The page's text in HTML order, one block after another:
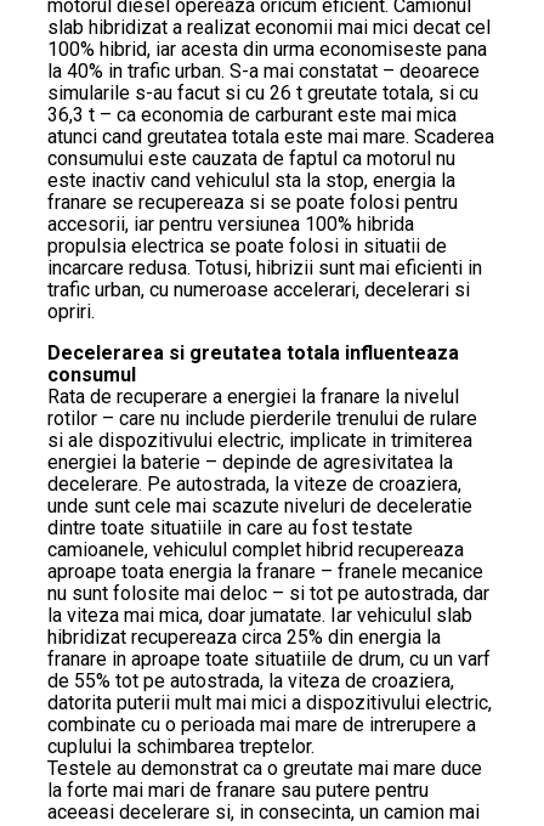
motorul diesel opereaza oricum eficient. Camionul
slab hibridizat a realizat economii mai mici decat cel
100% hibrid, iar acesta din urma economiseste pana
la 40% in trafic urban. S-a mai constatat – deoarece
simularile s-au facut si cu 26 t greutate totala, si cu
36,3 t – ca economia de carburant este mai mica
atunci cand greutatea totala este mai mare. Scaderea
consumului este cauzata de faptul ca motorul nu
este inactiv cand vehiculul sta la stop, energia la
franare se recupereaza si se poate folosi pentru
accesorii, iar pentru versiunea 100% hibrida
propulsia electrica se poate folosi in situatii de
incarcare redusa. Totusi, hibrizii sunt mai eficienti in
trafic urban, cu numeroase accelerari, decelerari si
opriri.
Decelerarea si greutatea totala influenteaza
consumul
Rata de recuperare a energiei la franare la nivelul
rotilor – care nu include pierderile trenului de rulare
si ale dispozitivului electric, implicate in trimiterea
energiei la baterie – depinde de agresivitatea la
decelerare. Pe autostrada, la viteze de croaziera,
unde sunt cele mai scazute niveluri de deceleratie
dintre toate situatiile in care au fost testate
camioanele, vehiculul complet hibrid recupereaza
aproape toata energia la franare – franele mecanice
nu sunt folosite mai deloc – si tot pe autostrada, dar
la viteza mai mica, doar jumatate. Iar vehiculul slab
hibridizat recupereaza circa 25% din energia la
franare in aproape toate situatiile de drum, cu un varf
de 55% tot pe autostrada, la viteza de croaziera,
datorita puterii mult mai mici a dispozitivului electric,
combinate cu o perioada mai mare de intrerupere a
cuplului la schimbarea treptelor.
Testele au demonstrat ca o greutate mai mare duce
la forte mai mari de franare sau putere pentru
aceeasi decelerare si, in consecinta, un camion mai